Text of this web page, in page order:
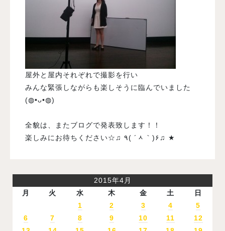
屋外と屋内それぞれで撮影を行い
みんな緊張しながらも楽しそうに臨んでいました
(◍•ᴗ•◍)
全貌は、またブログで発表致します！！
楽しみにお待ちください☆♫ ٩( ´ᆺ｀)۶♫ ★
2015年4月
月
火 水 木 金 土
日
1
2 3 4
5
6
7 8 9 10 11
12